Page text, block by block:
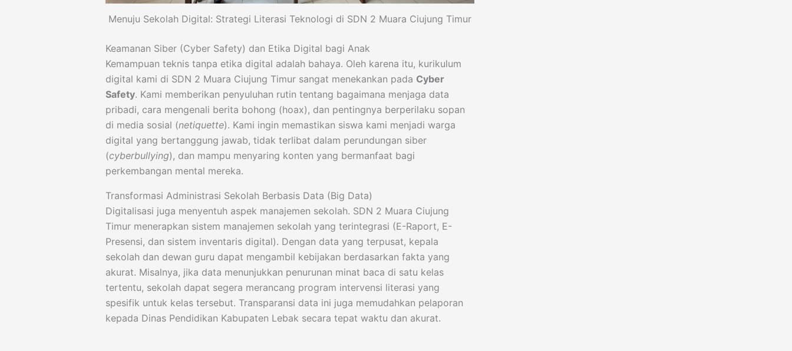
Menuju Sekolah Digital: Strategi Literasi Teknologi di SDN 2 Muara Ciujung Timur
Keamanan Siber (Cyber Safety) dan Etika Digital bagi Anak
Kemampuan teknis tanpa etika digital adalah bahaya. Oleh karena itu, kurikulum
digital kami di SDN 2 Muara Ciujung Timur sangat menekankan pada Cyber
Safety. Kami memberikan penyuluhan rutin tentang bagaimana menjaga data
pribadi, cara mengenali berita bohong (hoax), dan pentingnya berperilaku sopan
di media sosial (netiquette). Kami ingin memastikan siswa kami menjadi warga
digital yang bertanggung jawab, tidak terlibat dalam perundungan siber
(cyberbullying), dan mampu menyaring konten yang bermanfaat bagi
perkembangan mental mereka.
Transformasi Administrasi Sekolah Berbasis Data (Big Data)
Digitalisasi juga menyentuh aspek manajemen sekolah. SDN 2 Muara Ciujung
Timur menerapkan sistem manajemen sekolah yang terintegrasi (E-Raport, E-
Presensi, dan sistem inventaris digital). Dengan data yang terpusat, kepala
sekolah dan dewan guru dapat mengambil kebijakan berdasarkan fakta yang
akurat. Misalnya, jika data menunjukkan penurunan minat baca di satu kelas
tertentu, sekolah dapat segera merancang program intervensi literasi yang
spesifik untuk kelas tersebut. Transparansi data ini juga memudahkan pelaporan
kepada Dinas Pendidikan Kabupaten Lebak secara tepat waktu dan akurat.